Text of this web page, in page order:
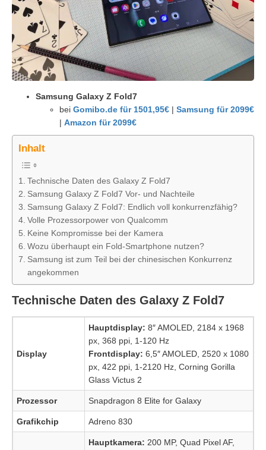
Samsung Galaxy Z Fold7
bei Gomibo.de für 1501,95€ | Samsung für 2099€
| Amazon für 2099€
Inhalt
Technische Daten des Galaxy Z Fold7
Samsung Galaxy Z Fold7 Vor- und Nachteile
Samsung Galaxy Z Fold7: Endlich voll konkurrenzfähig?
Volle Prozessorpower von Qualcomm
Keine Kompromisse bei der Kamera
Wozu überhaupt ein Fold-Smartphone nutzen?
Samsung ist zum Teil bei der chinesischen Konkurrenz
angekommen
Technische Daten des Galaxy Z Fold7
Display
Hauptdisplay: 8″ AMOLED, 2184 x 1968
px, 368 ppi, 1-120 Hz
Frontdisplay: 6,5″ AMOLED, 2520 x 1080
px, 422 ppi, 1-2120 Hz, Corning Gorilla
Glass Victus 2
Prozessor Snapdragon 8 Elite for Galaxy
Grafikchip Adreno 830
Hauptkamera: 200 MP, Quad Pixel AF,